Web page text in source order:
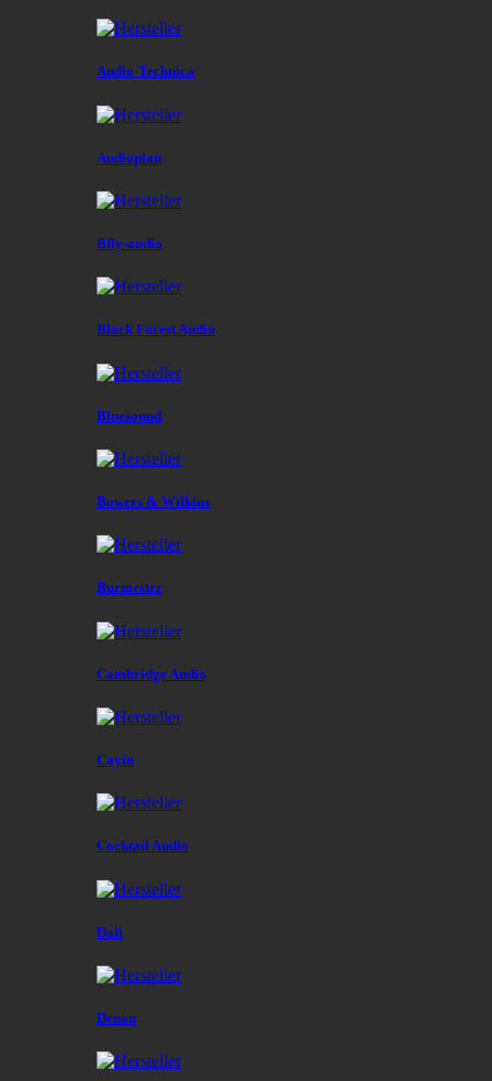
Audio-Technica
Audioplan
Bfly-audio
Black Forest Audio
Bluesound
Bowers & Wilkins
Burmester
Cambridge Audio
Cayin
Cocktail Audio
Dali
Denon